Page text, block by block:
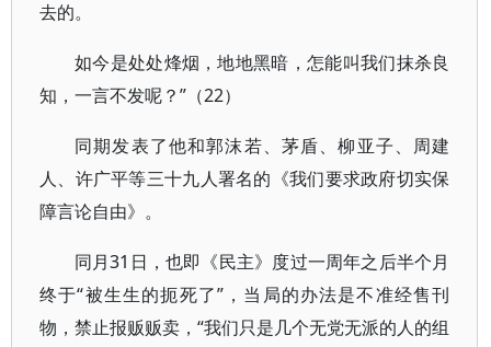
去的。
如今是处处烽烟，地地黑暗，怎能叫我们抹杀良
知，一言不发呢？”（22）
同期发表了他和郭沫若、茅盾、柳亚子、周建
人、许广平等三十九人署名的《我们要求政府切实保
障言论自由》。
同月31日，也即《民主》度过一周年之后半个月
终于“被生生的扼死了”，当局的办法是不准经售刊
物，禁止报贩贩卖，“我们只是几个无党无派的人的组